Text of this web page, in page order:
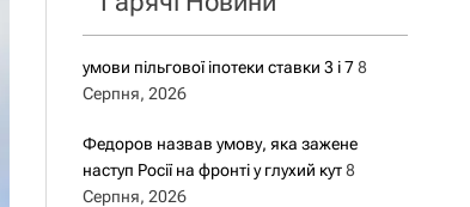
у
умови пільгової іпотеки ставки 3 і 7 8
Серпня, 2026
Федоров назвав умову, яка зажене
наступ Росії на фронті у глухий кут 8
Серпня, 2026